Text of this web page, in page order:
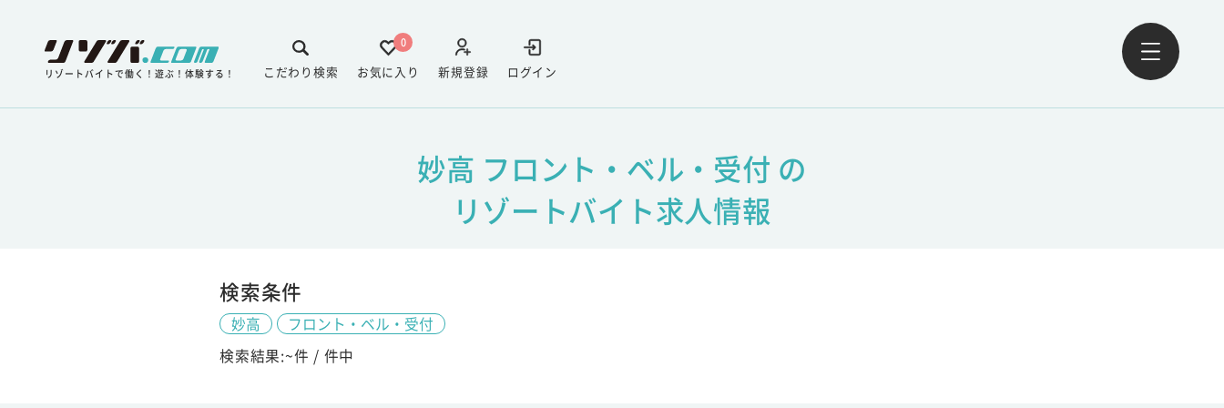
リゾートバイトで働く！遊ぶ！体験する！ ログイン
新規登録
0
お気に入り
こだわり検索
妙高 フロント・ベル・受付 の
リゾートバイト求人情報
検索条件
妙高
フロント・ベル・受付
検索結果:~件 / 件中